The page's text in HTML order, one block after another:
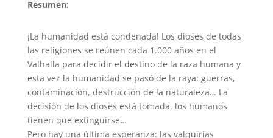
Resumen:
¡La humanidad está condenada! Los dioses de todas
las religiones se reúnen cada 1.000 años en el
Valhalla para decidir el destino de la raza humana y
esta vez la humanidad se pasó de la raya: guerras,
contaminación, destrucción de la naturaleza… La
decisión de los dioses está tomada, los humanos
tienen que extinguirse…
Pero hay una última esperanza: las valquirias